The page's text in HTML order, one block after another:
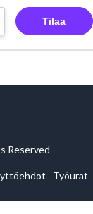
Tilaa
Reserved
Työurat